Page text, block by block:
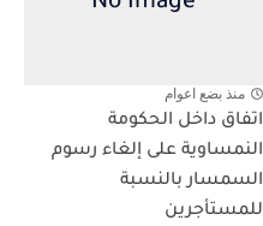
منذ بضع اعوام
اتفاق داخل الحكومة
النمساوية على إلغاء رسوم
السمسار بالنسبة
للمستأجرين